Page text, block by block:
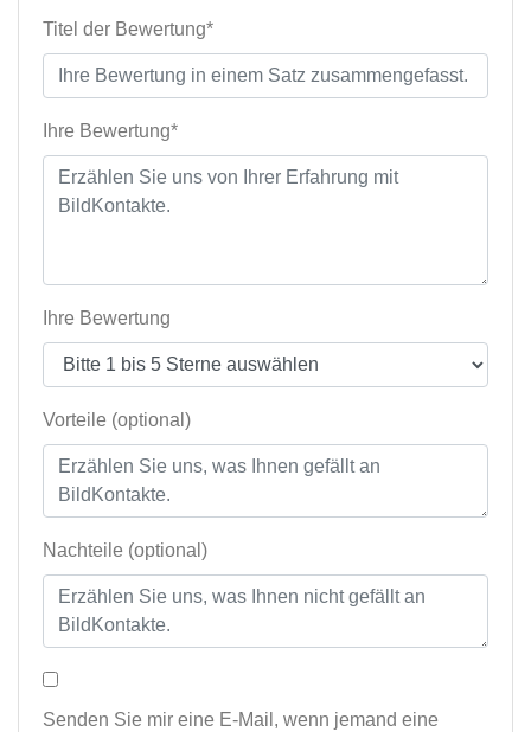
Titel der Bewertung*
Ihre Bewertung*
Ihre Bewertung
Vorteile (optional)
Nachteile (optional)
Senden Sie mir eine E-Mail, wenn jemand eine